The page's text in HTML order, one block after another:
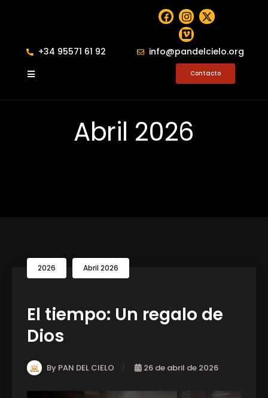
+34 95571 61 92 info@pandelcielo.org
Contacto
Abril 2026
2026 Abril 2026
El tiempo: Un regalo de
Dios
By PAN DEL CIELO 26 de abril de 2026